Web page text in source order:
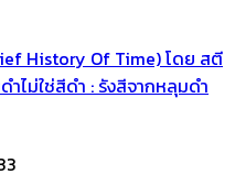
History Of Time) โดย สตี
ไม่ใช่สีดำ : รังสีจากหลุมดำ